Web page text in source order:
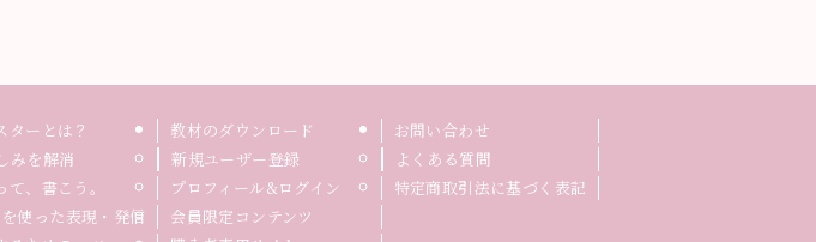
ターとは？
みを解消
、書こう。
使った表現・発信
教材のダウンロード
新規ユーザー登録
プロフィール&ログイン
会員限定コンテンツ
お問い合わせ
よくある質問
特定商取引法に基づく表記